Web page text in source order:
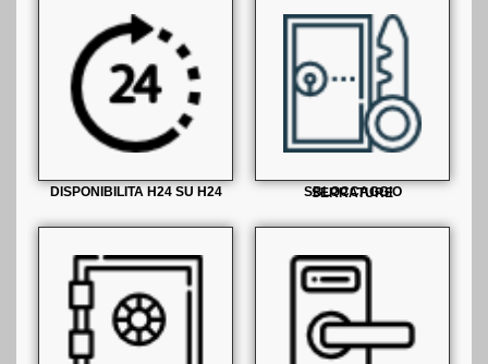
DISPONIBILITA H24 SU H24 SBLOCCAGGIO SERRATURE